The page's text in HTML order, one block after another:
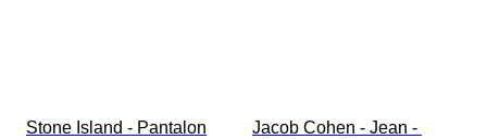
Stone Island - Pantalon
Jacob Cohen - Jean -